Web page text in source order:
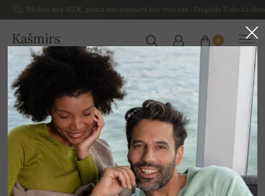
Pērkot virs 400€, pasta pakalpojumi bez maksas – Piegāde 5 darba
Kašmirs
LATVIJA
0
Uz mājām